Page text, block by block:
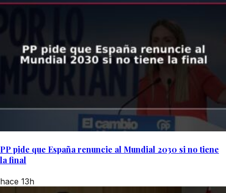
PP pide que España renuncie al Mundial 2030 si no tiene
la final
hace 13h